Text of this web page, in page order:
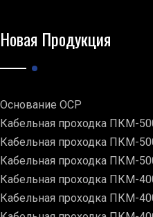
Новая Продукция
Основание ОСР
Кабельная проходка ПКМ-
Кабельная проходка ПКМ-
Кабельная проходка ПКМ-
Кабельная проходка ПКМ-
Кабельная проходка ПКМ-